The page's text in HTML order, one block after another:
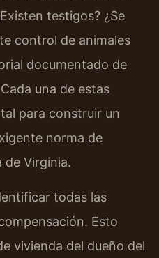
testigos? ¿Se
control de animales
documentado de
una de estas
para construir un
norma de
de Virginia.
todas las
Esto
vivienda del dueño del